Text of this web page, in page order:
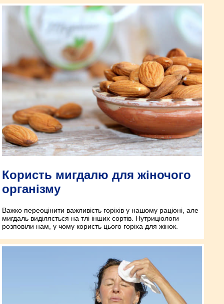
Користь мигдалю для жіночого
організму
Важко переоцінити важливість горіхів у нашому раціоні, але
мигдаль виділяється на тлі інших сортів. Нутриціологи
розповіли нам, у чому користь цього горіха для жінок.